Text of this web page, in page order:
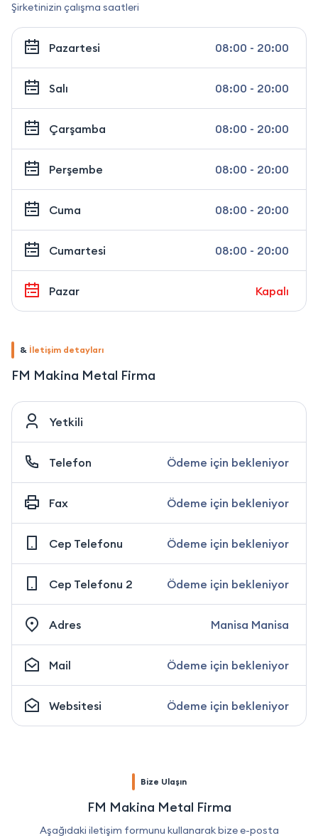
Şirketinizin çalışma saatleri
Pazartesi 08:00 - 20:00
Salı 08:00 - 20:00
Çarşamba 08:00 - 20:00
Perşembe 08:00 - 20:00
Cuma 08:00 - 20:00
Cumartesi 08:00 - 20:00
Pazar Kapalı
& İletişim detayları
FM Makina Metal Firma
Yetkili
Telefon Ödeme için bekleniyor
Fax Ödeme için bekleniyor
Cep Telefonu Ödeme için bekleniyor
Cep Telefonu 2 Ödeme için bekleniyor
Adres Manisa Manisa
Mail Ödeme için bekleniyor
Websitesi Ödeme için bekleniyor
Bize Ulaşın
FM Makina Metal Firma
Aşağıdaki iletişim formunu kullanarak bize e-posta